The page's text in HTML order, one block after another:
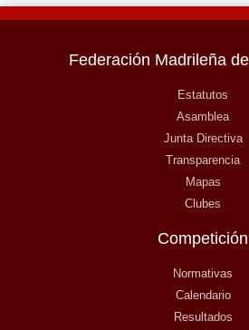
Federación Madrileña
Estatutos
Asamblea
Junta Directiva
Transparencia
Mapas
Clubes
Competición
Normativas
Calendario
Resultados